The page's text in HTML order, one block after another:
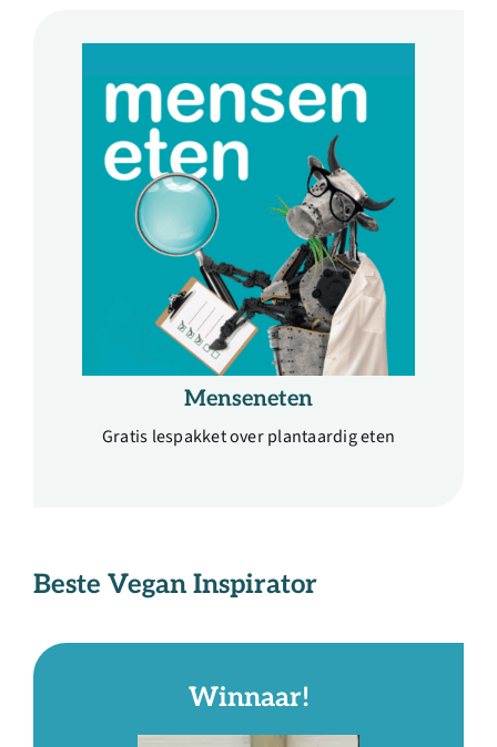
Menseneten
Gratis lespakket over plantaardig eten
Beste Vegan Inspirator
Winnaar!